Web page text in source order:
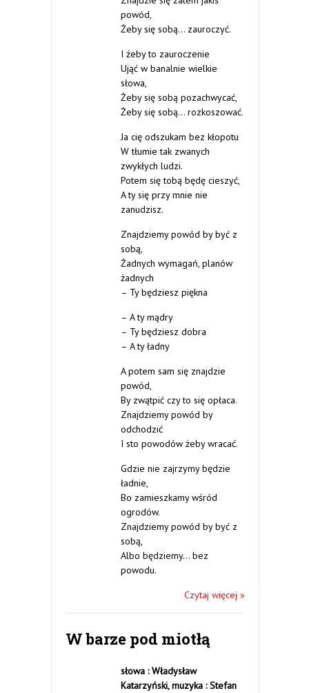
powód,
Żeby się sobą… zauroczyć.
I żeby to zauroczenie
Ująć w banalnie wielkie
słowa,
Żeby się sobą pozachwycać,
Żeby się sobą… rozkoszować.
Ja cię odszukam bez kłopotu
W tłumie tak zwanych
zwykłych ludzi.
Potem się tobą będę cieszyć,
A ty się przy mnie nie
zanudzisz.
Znajdziemy powód by być z
sobą,
Żadnych wymagań, planów
żadnych
– Ty będziesz piękna
– A ty mądry
– Ty będziesz dobra
– A ty ładny
A potem sam się znajdzie
powód,
By zwątpić czy to się opłaca.
Znajdziemy powód by
odchodzić
I sto powodów żeby wracać.
Gdzie nie zajrzymy będzie
ładnie,
Bo zamieszkamy wśród
ogrodów.
Znajdziemy powód by być z
sobą,
Albo będziemy… bez
powodu.
Czytaj więcej »
W barze pod miotłą
słowa : Władysław
Katarzyński,muzyka : Stefan